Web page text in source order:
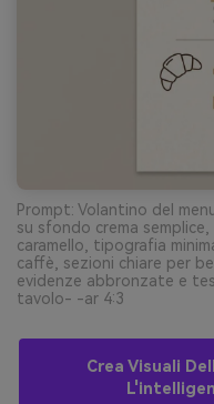
Prompt: Volantino del
su sfondo crema
caramello, tipografia
caffè, sezioni chiare per
evidenze abbronzate e
tavolo- -ar 4:3
Crea Visuali